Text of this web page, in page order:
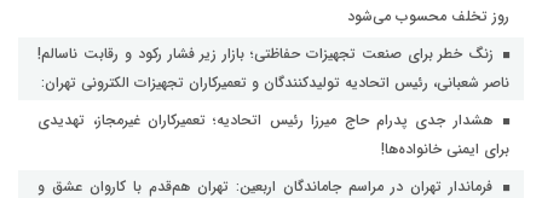
روز تخلف محسوب می‌شود
زنگ خطر برای صنعت تجهیزات حفاظتی؛ بازار زیر فشار رکود و رقابت ناسالم!
ناصر شعبانی، رئیس اتحادیه تولیدکنندگان و تعمیرکاران تجهیزات الکترونی تهران:
هشدار جدی پدرام حاج میرزا رئیس اتحادیه؛ تعمیرکاران غیرمجاز، تهدیدی
برای ایمنی خانواده‌ها!
فرماندار تهران در مراسم جاماندگان اربعین: تهران هم‌قدم با کاروان عشق و